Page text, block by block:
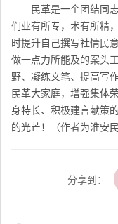
民革是一个团结同志
们业有所专，术有所精
时提升自己撰写社情民
做一点力所能及的案头
野、凝练文笔、提高写
民革大家庭，增强集体
身特长、积极建言献策
的光芒！（作者为淮安
分享到：